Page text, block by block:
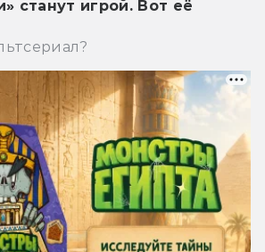
станут игрой. Вот её